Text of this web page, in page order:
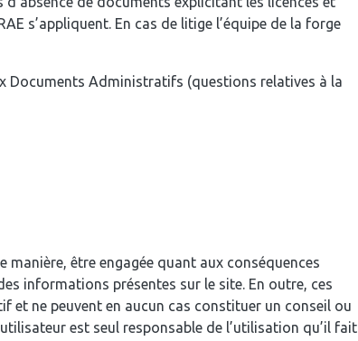
s’appliquent. En cas de litige l’équipe de la forge
Documents Administratifs (questions relatives à la
manière, être engagée quant aux conséquences
informations présentes sur le site. En outre, ces
ne peuvent en aucun cas constituer un conseil ou
est seul responsable de l’utilisation qu’il fait